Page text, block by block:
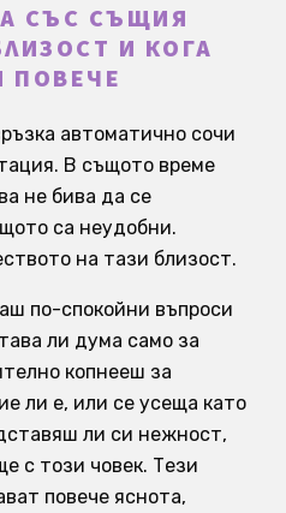
СЪС СЪЩИЯ
И КОГА
ПОВЕЧЕ
автоматично сочи
В същото време
не бива да се
са неудобни.
на тази близост.
по-спокойни въпроси
ли дума само за
копнееш за
ли е, или се усеща като
ли си нежност,
с този човек. Тези
повече яснота,